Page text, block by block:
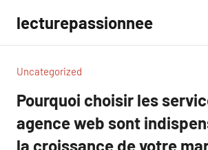
contenu
lecturepassionnee
Uncategorized
Pourquoi choisir les
agence web sont
la croissance de votre